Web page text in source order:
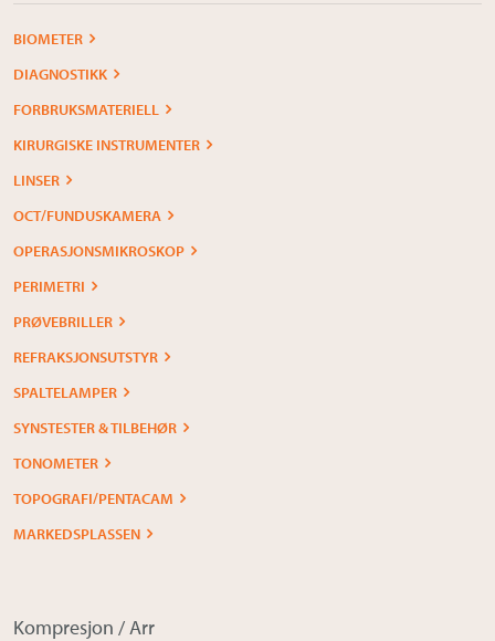
BIOMETER
DIAGNOSTIKK
FORBRUKSMATERIELL
KIRURGISKE INSTRUMENTER
LINSER
OCT/FUNDUSKAMERA
OPERASJONSMIKROSKOP
PERIMETRI
PRØVEBRILLER
REFRAKSJONSUTSTYR
SPALTELAMPER
SYNSTESTER & TILBEHØR
TONOMETER
TOPOGRAFI/PENTACAM
MARKEDSPLASSEN
Kompresjon / Arr